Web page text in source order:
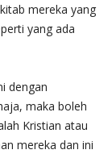
mereka yang
yang ada
dengan
maka boleh
Kristian atau
mereka dan ini